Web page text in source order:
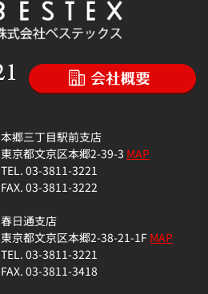
本郷三丁目駅前支店
東京都文京区本郷2-39-3 MAP
TEL. 03-3811-3221
FAX. 03-3811-3222
春日通支店
東京都文京区本郷2-38-21-1FMAP
TEL. 03-3811-3221
FAX. 03-3811-3418